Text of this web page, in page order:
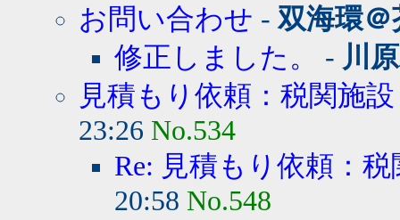
お問い合わせ -双海環
修正しました。
- 川
見積もり依頼：税関施設
23:26 No.534
Re: 見積もり依頼：税
20:58 No.548